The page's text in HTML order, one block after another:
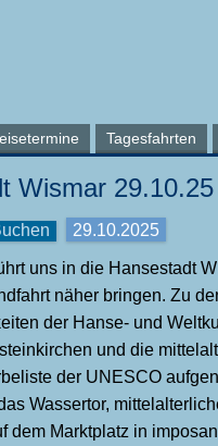
Tagesfahrten
Wismar 29.10.25
29.10.2025
uns in die Hansestadt
näher bringen. Zu
der Hanse- und
und die
der UNESCO
Wassertor,
dem Marktplatz in